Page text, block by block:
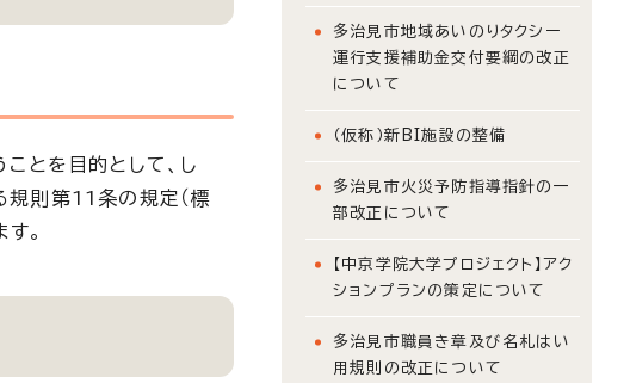
とを目的として、し
則第11条の規定（標
。
多治見市地域あいのりタクシー
運行支援補助金交付要綱の改正
について
（仮称）新BI施設の整備
多治見市火災予防指導指針の一
部改正について
【中京学院大学プロジェクト】アク
ションプランの策定について
多治見市職員き章及び名札はい
用規則の改正について